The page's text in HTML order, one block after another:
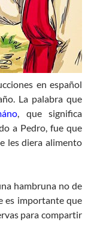
en español
La palabra que
, que significa
a Pedro, fue que
les diera alimento
hambruna no de
es importante que
para compartir